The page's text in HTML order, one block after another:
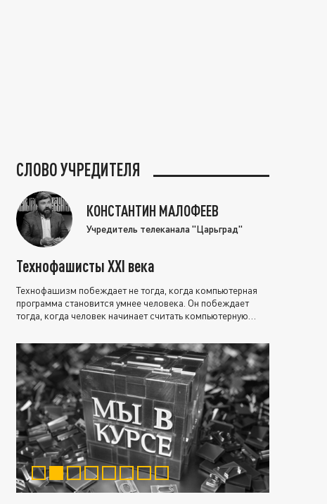
СЛОВО УЧРЕДИТЕЛЯ
КОНСТАНТИН МАЛОФЕЕВ
Учредитель телеканала "Царьград"
Технофашисты XXI века
Технофашизм побеждает не тогда, когда компьютерная
программа становится умнее человека. Он побеждает
тогда, когда человек начинает считать компьютерную